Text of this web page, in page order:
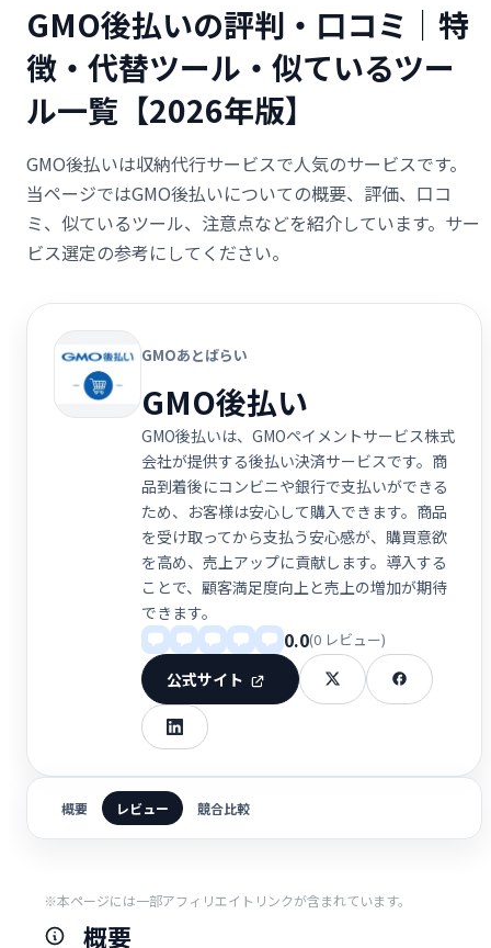
GMO後払いの評判・口コミ｜特
徴・代替ツール・似ているツー
ル一覧【2026年版】
GMO後払いは収納代行サービスで人気のサービスです。
当ページではGMO後払いについての概要、評価、口コ
ミ、似ているツール、注意点などを紹介しています。サー
ビス選定の参考にしてください。
GMOあとばらい
GMO後払い
GMO後払いは、GMOペイメントサービス株式
会社が提供する後払い決済サービスです。商
品到着後にコンビニや銀行で支払いができる
ため、お客様は安心して購入できます。商品
を受け取ってから支払う安心感が、購買意欲
を高め、売上アップに貢献します。導入する
ことで、顧客満足度向上と売上の増加が期待
できます。
0.0(0 レビュー)
公式サイト
概要 レビュー 競合比較
※本ページには一部アフィリエイトリンクが含まれています。
概要